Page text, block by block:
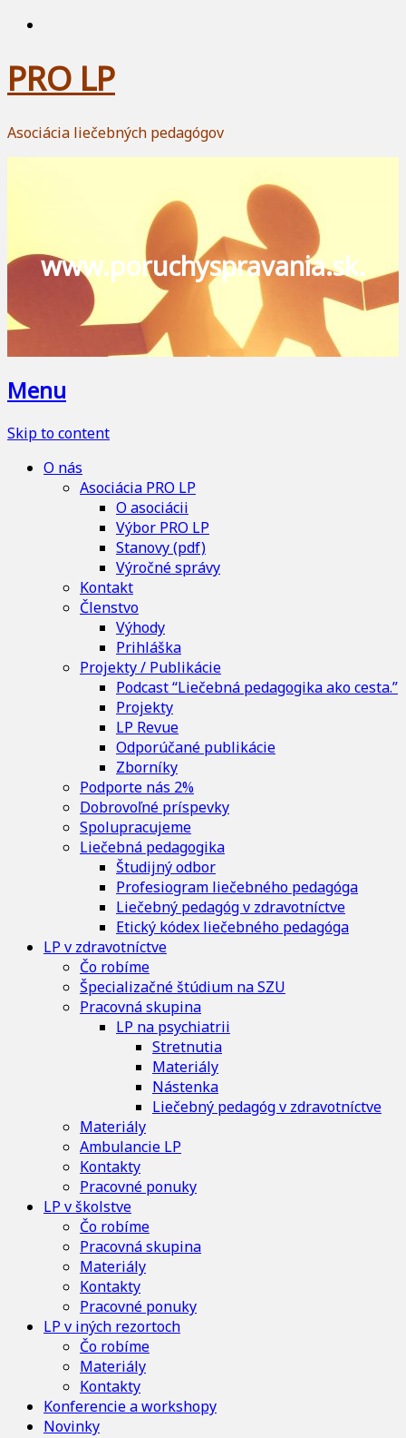
PRO LP
Asociácia liečebných pedagógov
www.poruchyspravania.sk.
Menu
Skip to content
O nás
Asociácia PRO LP
O asociácii
Výbor PRO LP
Stanovy (pdf)
Výročné správy
Kontakt
Členstvo
Výhody
Prihláška
Projekty / Publikácie
Podcast “Liečebná pedagogika ako cesta.”
Projekty
LP Revue
Odporúčané publikácie
Zborníky
Podporte nás 2%
Dobrovoľné príspevky
Spolupracujeme
Liečebná pedagogika
Študijný odbor
Profesiogram liečebného pedagóga
Liečebný pedagóg v zdravotníctve
Etický kódex liečebného pedagóga
LP v zdravotníctve
Čo robíme
Špecializačné štúdium na SZU
Pracovná skupina
LP na psychiatrii
Stretnutia
Materiály
Nástenka
Liečebný pedagóg v zdravotníctve
Materiály
Ambulancie LP
Kontakty
Pracovné ponuky
LP v školstve
Čo robíme
Pracovná skupina
Materiály
Kontakty
Pracovné ponuky
LP v iných rezortoch
Čo robíme
Materiály
Kontakty
Konferencie a workshopy
Novinky